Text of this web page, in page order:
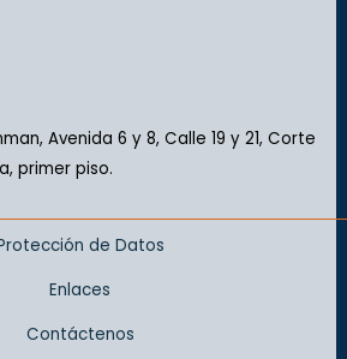
Avenida 6 y 8, Calle 19 y 21, Corte
primer piso.
de Datos
Enlaces
Contáctenos